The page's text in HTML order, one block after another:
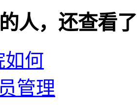
人，还查看